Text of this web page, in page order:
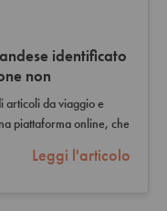
identificato
non
articoli da viaggio e
piattaforma online, che
Leggi l'articolo